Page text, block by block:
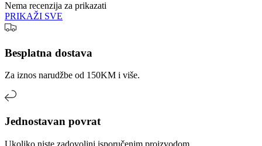
Nema recenzija za prikazati
PRIKAŽI SVE
Besplatna dostava
Za iznos narudžbe od 150KM i više.
Jednostavan povrat
Ukoliko niste zadovoljni isporučenim proizvodom.